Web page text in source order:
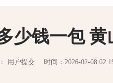
少钱一包
用户提交 时间：2026-02-08